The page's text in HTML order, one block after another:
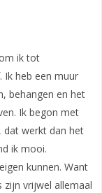
ik tot
Ik heb een muur
behangen en het
Ik begon met
dat werkt dan het
ik mooi.
kunnen. Want
zijn vrijwel allemaal